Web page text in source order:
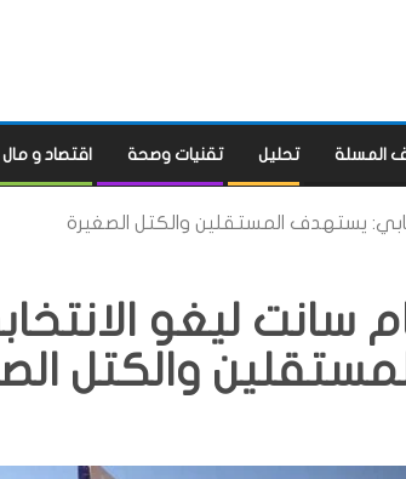
المسلة تحليل تقنيات وصحة اقتصاد و مال
يستهدف المستقلين والكتل الصغيرة
سانت ليغو
والكتل